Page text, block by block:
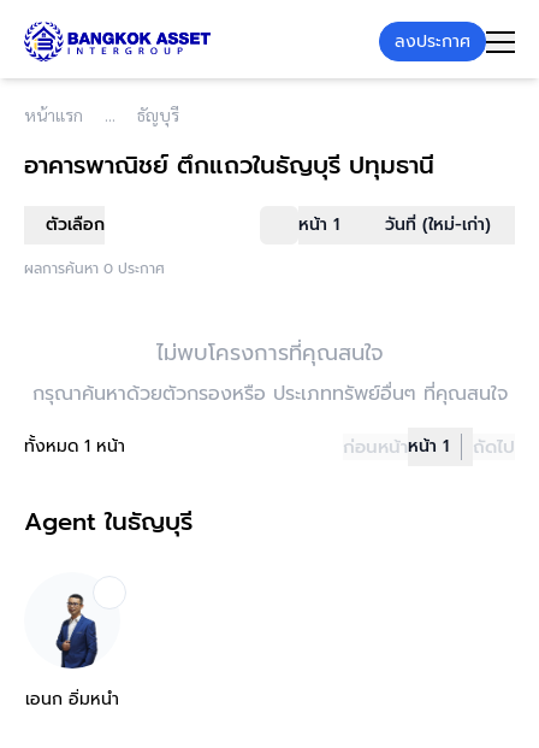
ลงประกาศ
หน้าแรก ธัญบุรี
อาคารพาณิชย์ ตึกแถวในธัญบุรี ปทุมธานี
ตัวเลือก หน้า 1 วันที่ (ใหม่-เก่า)
ผลการค้นหา 0 ประกาศ
ไม่พบโครงการที่คุณสนใจ
กรุณาค้นหาด้วยตัวกรองหรือ ประเภททรัพย์อื่นๆ ที่คุณสนใจ
ทั้งหมด 1 หน้า ก่อนหน้าหน้า 1 ถัดไป
Agent ในธัญบุรี
เอนก อิ่มหนำ